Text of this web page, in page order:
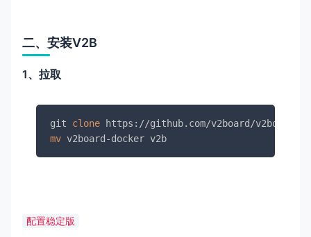
二、安装V2B
1、拉取
git clone
mv v2board-docker v2b
配置稳定版